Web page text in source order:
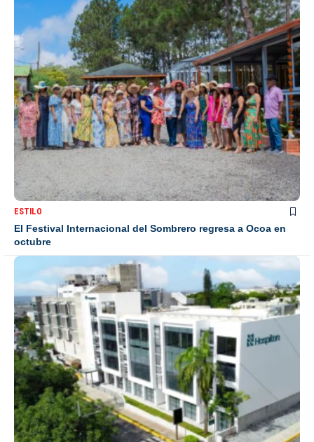
ESTILO
El Festival Internacional del Sombrero regresa a Ocoa en
octubre